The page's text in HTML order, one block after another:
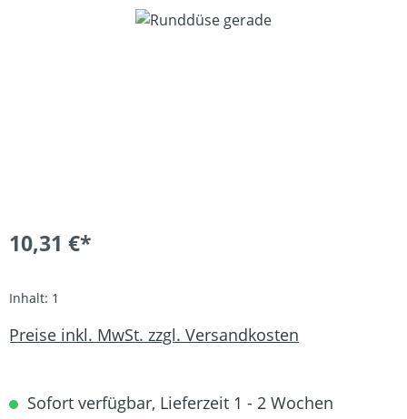
Bildergalerie überspringen
10,31 €*
Inhalt: 1
Preise inkl. MwSt. zzgl. Versandkosten
Sofort verfügbar, Lieferzeit 1 - 2 Wochen